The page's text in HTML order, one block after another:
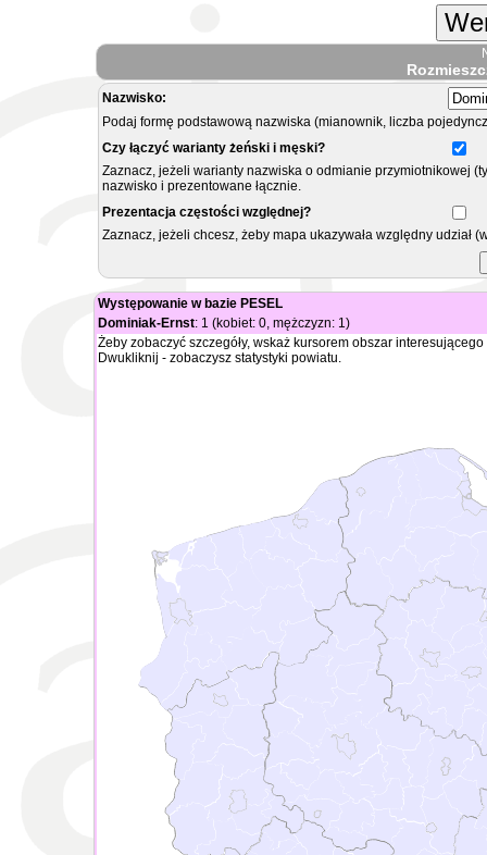
Nazwisko:
Podaj formę podstawową nazwiska (mianownik, liczba
Czy łączyć warianty żeński i męski?
Zaznacz, jeżeli warianty nazwiska o odmianie przymiotnikowej
nazwisko i prezentowane łącznie.
Prezentacja częstości względnej?
Zaznacz, jeżeli chcesz, żeby mapa ukazywała względny
Występowanie w bazie PESEL
Dominiak-Ernst: 1 (kobiet: 0, mężczyzn: 1)
Żeby zobaczyć szczegóły, wskaż kursorem obszar
Dwukliknij - zobaczysz statystyki powiatu.